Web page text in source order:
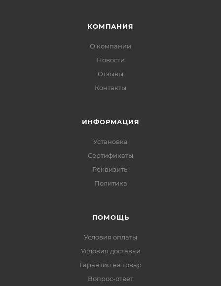
КОМПАНИЯ
О компании
Новости
Отзывы
Контакты
ИНФОРМАЦИЯ
Установка
Сертификаты
Реквизиты
Политика
ПОМОЩЬ
Условия оплаты
Условия доставки
Гарантия на товар
Вопрос-ответ